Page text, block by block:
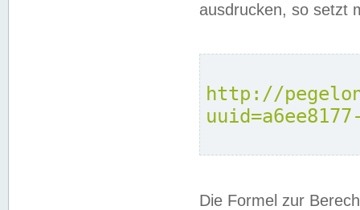
ausdrucken, so setzt
http://
Die Formel zur